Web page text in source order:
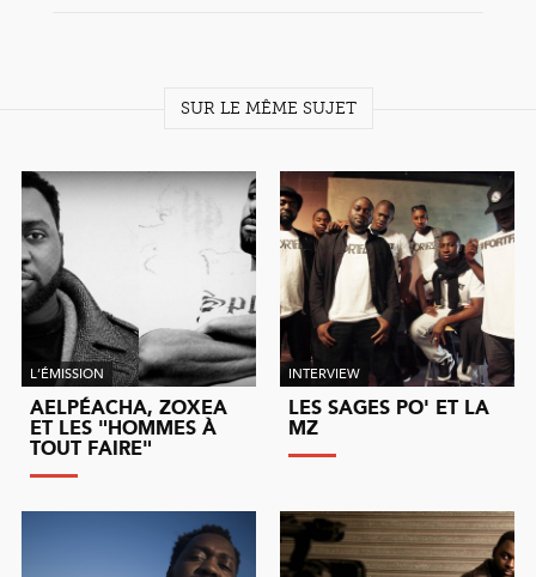
SUR LE MÊME SUJET
L’ÉMISSION
AELPÉACHA, ZOXEA
ET LES "HOMMES À
TOUT FAIRE"
INTERVIEW
LES SAGES PO' ET LA
MZ